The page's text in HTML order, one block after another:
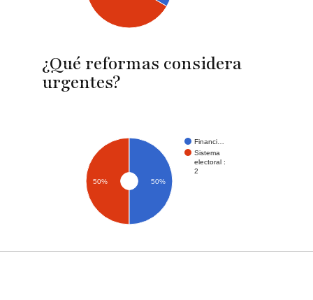
¿Qué reformas considera
urgentes?
Financi…
Sistema
electoral :
2
50%
50%